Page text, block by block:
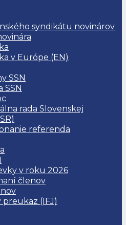
syndikátu novinárov
v Európe (EN)
SSN
SSN
rada Slovenskej
referenda
v roku 2026
členov
(IFJ)